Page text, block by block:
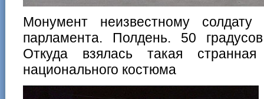
Монумент неизвестному солдату
парламента. Полдень. 50
Откуда взялась такая
национального костюма